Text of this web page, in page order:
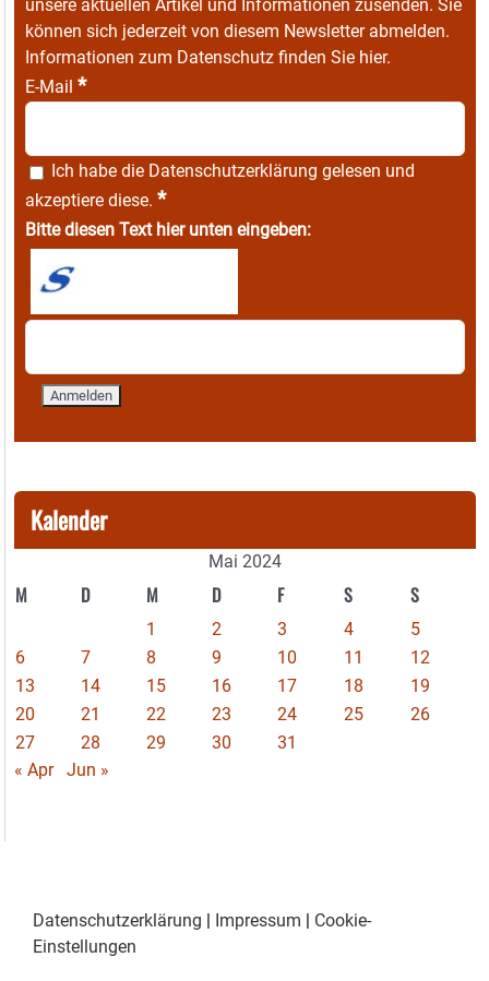
unsere aktuellen Artikel und Informationen zusenden. Sie
können sich jederzeit von diesem Newsletter abmelden.
Informationen zum Datenschutz finden Sie hier.
E-Mail *
Ich habe die Datenschutzerklärung gelesen und
akzeptiere diese. *
Bitte diesen Text hier unten eingeben:
Kalender
Mai 2024
M D M D F S S
1 2 3 4
5
6
7 8 9 10 11
12
13
14 15 16 17 18
19
20
21 22 23 24 25
26
27
28 29 30
31
« Apr
Jun »
Datenschutzerklärung Impressum
Cookie-
Einstellungen